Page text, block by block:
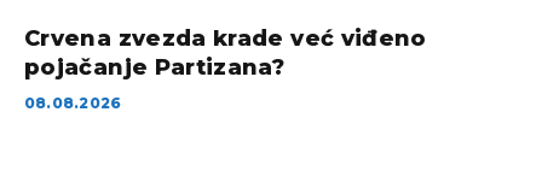
Crvena zvezda krade već viđeno
pojačanje Partizana?
08.08.2026